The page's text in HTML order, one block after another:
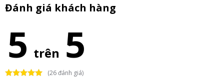
Đánh giá khách hàng
5 trên 5
(26 đánh giá)